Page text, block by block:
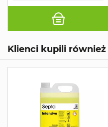
Klienci kupili również